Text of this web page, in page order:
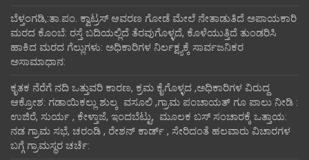
ಬೆಳ್ತಂಗಡಿ,:ತಾ.ಪಂ‌. ಕ್ವಾಟ್ರಸ್ ಆವರಣ ಗೋಡೆ ಮೇಲೆ ನೇತಾಡುತಿದೆ ಅಪಾಯಕಾರಿ
ಮರದ ಕೊಂಬೆ: ರಸ್ತೆ ಬದಿಯಲ್ಲಿದೆ ತೆರವುಗೊಳ್ಳದೆ, ಕೊಳೆಯುತ್ತಿದೆ ತುಂಡರಿಸಿ
ಹಾಕಿದ ಮರದ ಗೆಲ್ಲುಗಳು: ಅಧಿಕಾರಿಗಳ ನಿರ್ಲಕ್ಷ್ಯಕ್ಕೆ ಸಾರ್ವಜನಿಕರ
ಅಸಾಮಾಧಾನ:
ಕೃತಕ ನೆರೆಗೆ ನದಿ ಒತ್ತುವರಿ ಕಾರಣ, ಕ್ರಮ ಕೈಗೊಳ್ಳದ ,ಅಧಿಕಾರಿಗಳ ವಿರುದ್ದ
ಆಕ್ರೋಶ: ಗಡಾಯಿಕಲ್ಲು ಶುಲ್ಕ ವಸೂಲಿ ,ಗ್ರಾಮ ಪಂಚಾಯತ್ ಗೂ ಪಾಲು ನೀಡಿ :
ಉಜಿರೆ, ಸುರ್ಯ , ಕೇಳ್ತಾಜೆ, ಇಂದಬೆಟ್ಟು, ಮೂಲಕ ಬಸ್ ಸಂಚಾರಕ್ಕೆ ಒತ್ತಾಯ:
ನಡ ಗ್ರಾಮ ಸಭೆ, ಚರಂಡಿ , ರೇಶನ್ ಕಾರ್ಡ್ , ಸೇರಿದಂತೆ ಹಲವಾರು ವಿಚಾರಗಳ
ಬಗ್ಗೆ ಗ್ರಾಮಸ್ಥರ ಚರ್ಚೆ: